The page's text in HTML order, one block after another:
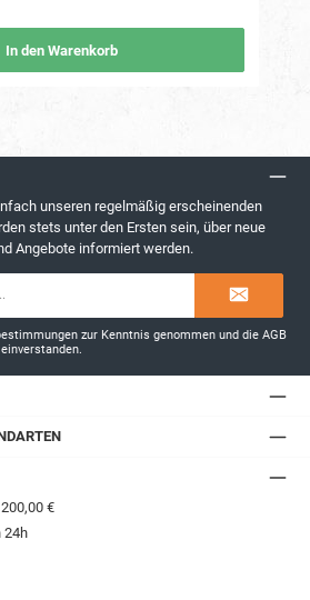
In den Warenkorb
unseren regelmäßig erscheinenden
stets unter den Ersten sein, über neue
Angebote informiert werden.
zur Kenntnis genommen und dieAGB
€
24h